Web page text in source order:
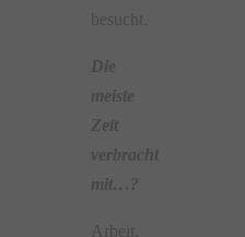
besucht.
Die
meiste
Zeit
verbracht
mit…?
Arbeit.